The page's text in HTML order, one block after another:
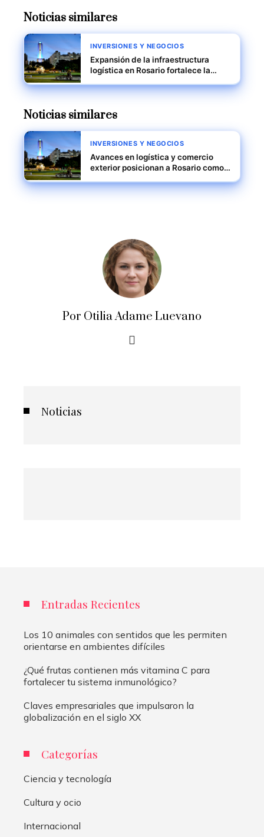
Noticias similares
INVERSIONES Y NEGOCIOS
Expansión de la infraestructura
logística en Rosario fortalece la
Noticias similares
INVERSIONES Y NEGOCIOS
Avances en logística y comercio
exterior posicionan a Rosario como
Por Otilia Adame Luevano
Noticias
Entradas Recientes
Los 10 animales con sentidos que les permiten
orientarse en ambientes difíciles
¿Qué frutas contienen más vitamina C para
fortalecer tu sistema inmunológico?
Claves empresariales que impulsaron la
globalización en el siglo XX
Categorías
Ciencia y tecnología
Cultura y ocio
Internacional